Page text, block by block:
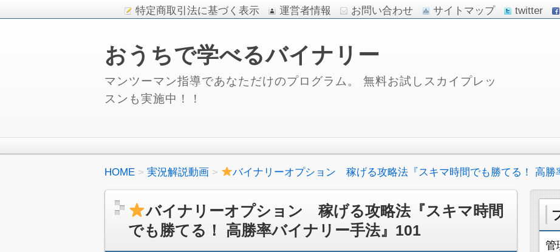
特定商取引法に基づく表示 運営者情報 お問い合わせ サイトマップ twitter
おうちで学べるバイナリー
マンツーマン指導であなただけのプログラム。 無料お試しスカイプレッ
スンも実施中！！
HOME 実況解説動画 バイナリーオプション 稼げる攻略法『スキマ時間でも勝てる！ 高勝
バイナリーオプション 稼げる攻略法『スキマ時間
でも勝てる！ 高勝率バイナリー手法』101
管